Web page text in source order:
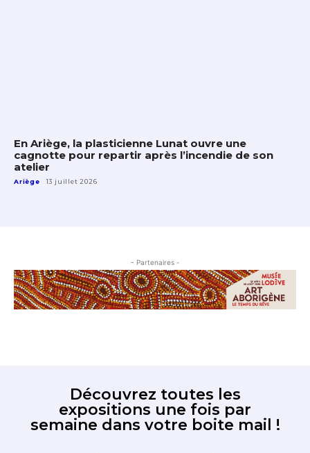
En Ariège, la plasticienne Lunat ouvre une
cagnotte pour repartir après l’incendie de son
atelier
Ariège 13 juillet 2026
- Partenaires -
Découvrez toutes les
expositions une fois par
semaine dans votre boite mail !